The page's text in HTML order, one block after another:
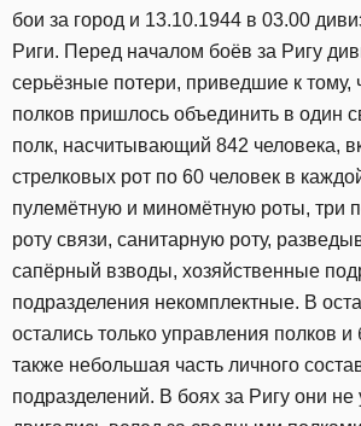
бои за город и 13.10.1944 в 03.00
Риги. Перед началом боёв за Ригу
серьёзные потери, приведшие к тому,
полков пришлось объединить в один
полк, насчитывающий 842 человека,
стрелковых рот по 60 человек в
пулемётную и миномётную роты, три
роту связи, санитарную роту,
сапёрный взводы, хозяйственные
подразделения некомплектные. В
остались только управления полков и
также небольшая часть личного
подразделений. В боях за Ригу они не